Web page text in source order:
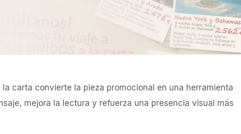
la carta convierte la pieza promocional en una herramienta
mejora la lectura y refuerza una presencia visual más